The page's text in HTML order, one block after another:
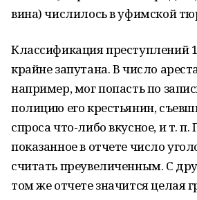
вина) числилось в уфимской
Классификация преступлений
крайне запутана. В число
например, мог попасть по
полицию его крестьянин,
спроса что-либо вкусное, и т.
показанное в отчете число
считать преувеличенным. С
том же отчете значится целая